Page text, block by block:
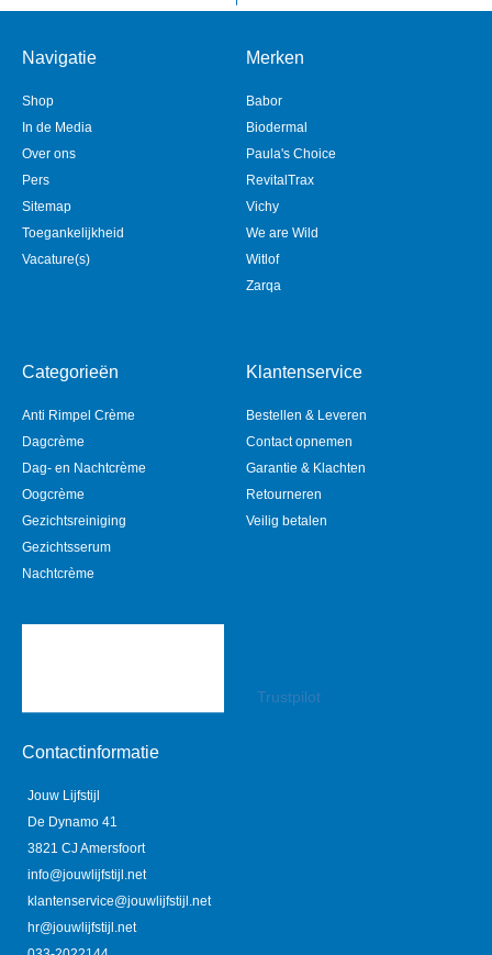
Navigatie
Shop
In de Media
Over ons
Pers
Sitemap
Toegankelijkheid
Vacature(s)
Merken
Babor
Biodermal
Paula's Choice
RevitalTrax
Vichy
We are Wild
Witlof
Zarqa
Categorieën
Anti Rimpel Crème
Dagcrème
Dag- en Nachtcrème
Oogcrème
Gezichtsreiniging
Gezichtsserum
Nachtcrème
Klantenservice
Bestellen & Leveren
Contact opnemen
Garantie & Klachten
Retourneren
Veilig betalen
Trustpilot
Contactinformatie
Jouw Lijfstijl
De Dynamo 41
3821 CJ Amersfoort
info@jouwlijfstijl.net
klantenservice@jouwlijfstijl.net
hr@jouwlijfstijl.net